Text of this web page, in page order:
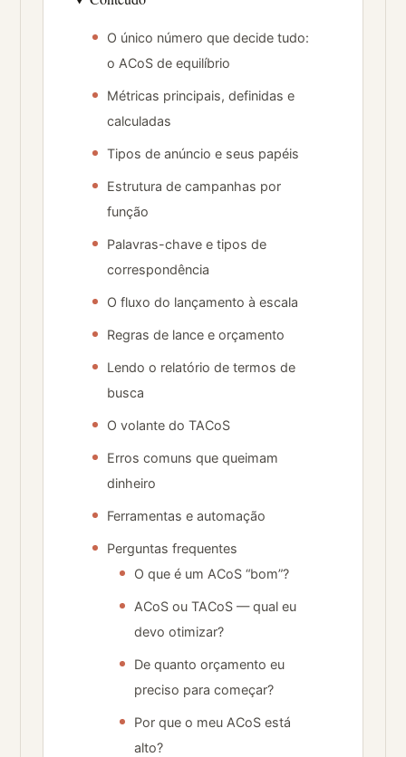
O único número que decide tudo:
o ACoS de equilíbrio
Métricas principais, definidas e
calculadas
Tipos de anúncio e seus papéis
Estrutura de campanhas por
função
Palavras-chave e tipos de
correspondência
O fluxo do lançamento à escala
Regras de lance e orçamento
Lendo o relatório de termos de
busca
O volante do TACoS
Erros comuns que queimam
dinheiro
Ferramentas e automação
Perguntas frequentes
O que é um ACoS “bom”?
ACoS ou TACoS — qual eu
devo otimizar?
De quanto orçamento eu
preciso para começar?
Por que o meu ACoS está
alto?